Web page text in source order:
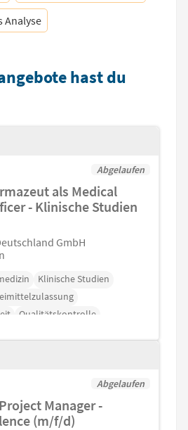
Analyse
hast du
Abgelaufen
als Medical
- Klinische Studien
GmbH
Klinische Studien
Qualitätskontrolle
Abgelaufen
Manager -
(m/f/d)